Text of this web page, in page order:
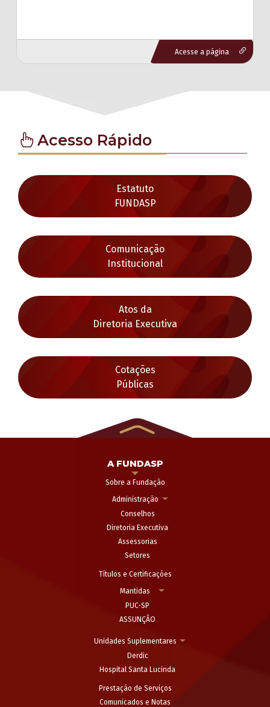
Acesse a página
Acesso Rápido
Estatuto
FUNDASP
Comunicação
Institucional
Atos da
Diretoria Executiva
Cotações
Públicas
A FUNDASP
Sobre a Fundação
Administração
Conselhos
Diretoria Executiva
Assessorias
Setores
Títulos e Certificações
Mantidas
PUC-SP
ASSUNÇÃO
Unidades Suplementares
Derdic
Hospital Santa Lucinda
Prestação de Serviços
Comunicados e Notas